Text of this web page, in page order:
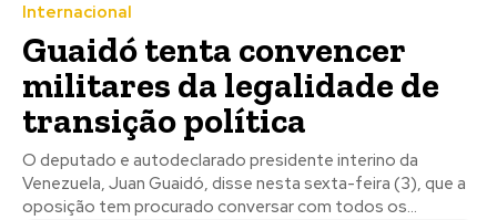
Internacional
Guaidó tenta convencer
militares da legalidade de
transição política
O deputado e autodeclarado presidente interino da
Venezuela, Juan Guaidó, disse nesta sexta-feira (3), que a
oposição tem procurado conversar com todos os...